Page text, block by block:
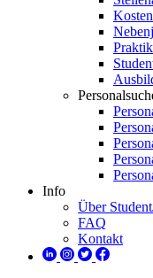
Info
Über
FAQ
Kontakt